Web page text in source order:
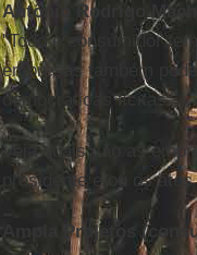
Antônio Rodrigo
"Todo o consumidor
empresas também
democráticas lícitas".
Veja quais são as
presidente e/ou os
Ampla Projetos